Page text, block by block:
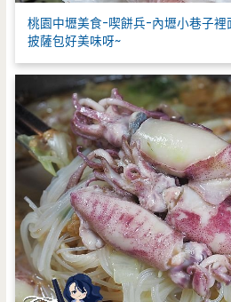
桃園中壢美食-喫餅兵-內壢小巷子裡
披薩包好美味呀~